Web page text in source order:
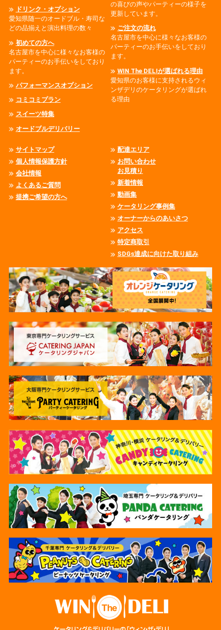
ドリンク・オプション
愛知県随一のオードブル・寿司な
どの品揃えと演出料理の数々
初めての方へ
名古屋市を中心に様々なお客様の
パーティーのお手伝いをしており
ます。
パフォーマンスオプション
コミコミプラン
スイーツ特集
オードブルデリバリー
の喜びの声やパーティーの様子を
更新しています。
ご注文の流れ
名古屋市を中心に様々なお客様の
パーティーのお手伝いをしており
ます。
WIN The DELIが選ばれる理由
愛知県のお客様に支持されるウィ
ンザデリのケータリングが選ばれ
る理由
サイトマップ
個人情報保護方針
会社情報
よくあるご質問
提携ご希望の方へ
配達エリア
お問い合わせ
お見積り
新着情報
動画集
ケータリング事例集
オーナーからのあいさつ
アクセス
特定商取引
SDGs達成に向けた取り組み